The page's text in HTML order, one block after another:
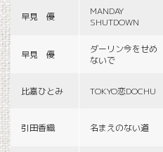
早見 優
MANDAY
SHUTDOWN
早見 優
ダーリン今をせめ
ないで
比嘉ひとみ TOKYO恋DOCHU
引田香織 名まえのない道